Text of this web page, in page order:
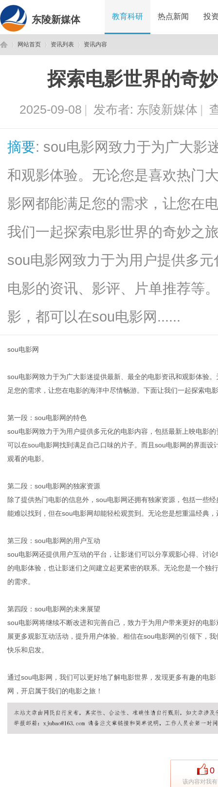
东陵新媒体 教育科研 热点新闻 投
网站首页 资讯列表
›
资讯内容
探索电影世界的奇
2025-09-08 | 发布者: 东陵新媒体 |
摘要: sou电影网致力于为广大影
和观影体验。无论您是喜欢热门
影网都能满足您的需求，让您在
我们一起探索电影世界的奇妙之
sou电影网致力于为用户提供多
电影的资讯、影评、片单推荐等
影，都可以在sou电影网......
sou电影网
sou电影网致力于为广大影迷提供最新、最全的电影资讯和观影体验
足您的需求，让您在电影的海洋中尽情畅游。下面让我们一起探索电
第一段：sou电影网的特色
sou电影网致力于为用户提供多元化的电影内容，包括最新上映电影
可以在sou电影网找到满足自己口味的片子。而且sou电影网的界面
观看的电影。
第二段：sou电影网的独家资源
除了提供热门电影的信息外，sou电影网还拥有独家资源，包括一些
能难以找到，但在sou电影网却能轻松观赏到。无论您是想重温经典
第三段：sou电影网的用户互动
sou电影网还提供用户互动的平台，让影迷们可以分享观影心得、讨
的电影体验，也让影迷们之间建立起更紧密的联系。无论您是一个独
的需求。
第四段：sou电影网的未来展望
sou电影网将继续不断改进和完善自己，致力于为用户带来更好的电
展更多观影互动活动，提升用户体验。相信在sou电影网的引领下，
快乐和启发。
通过sou电影网，我们可以更好地了解电影世界，发现更多有趣的电
网，开启属于我们的电影之旅！
0
该内容对我